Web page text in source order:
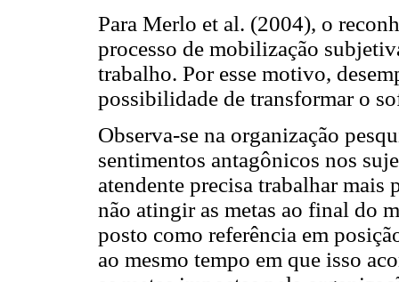
Para Merlo et al. (2004), o
processo de mobilização
trabalho. Por esse motivo,
possibilidade de transformar o
Observa-se na organização
sentimentos antagônicos nos
atendente precisa trabalhar mais
não atingir as metas ao final do
posto como referência em
ao mesmo tempo em que isso